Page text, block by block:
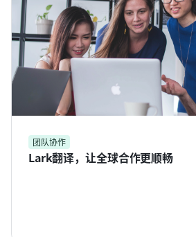
团队协作
Lark翻译，让全球合作更顺畅